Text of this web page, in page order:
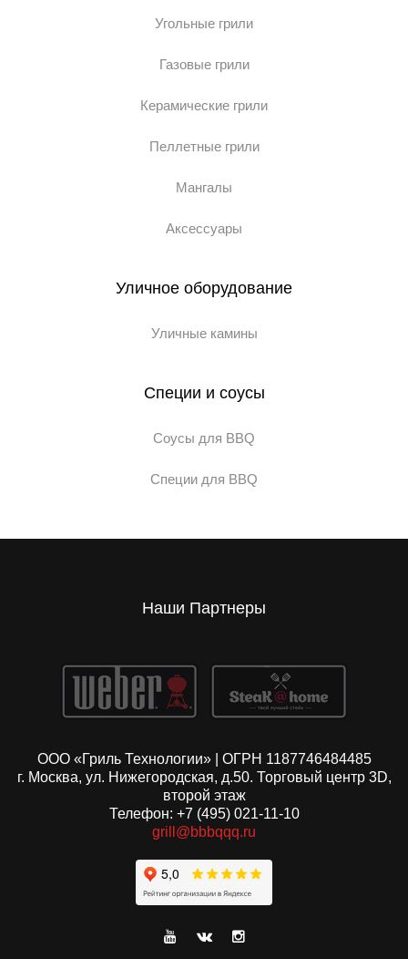
Угольные грили
Газовые грили
Керамические грили
Пеллетные грили
Мангалы
Аксессуары
Уличное оборудование
Уличные камины
Специи и соусы
Соусы для BBQ
Специи для BBQ
Наши Партнеры
ООО «Гриль Технологии» | ОГРН 1187746484485
г. Москва, ул. Нижегородская, д.50. Торговый центр 3D,
второй этаж
Телефон: +7 (495) 021-11-10
grill@bbbqqq.ru